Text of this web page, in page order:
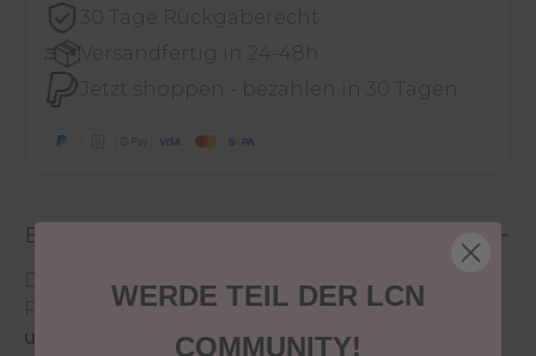
30 Tage Rückgaberecht
Versandfertig in 24-48h
Jetzt shoppen - bezahlen in 30 Tagen
Beschreibung
Polish sorgt fürbrillante Farbergebnisse mit
ultraglänzenden Spiegel- Reflexen
WERDE TEIL DER LCN
COMMUNITY!